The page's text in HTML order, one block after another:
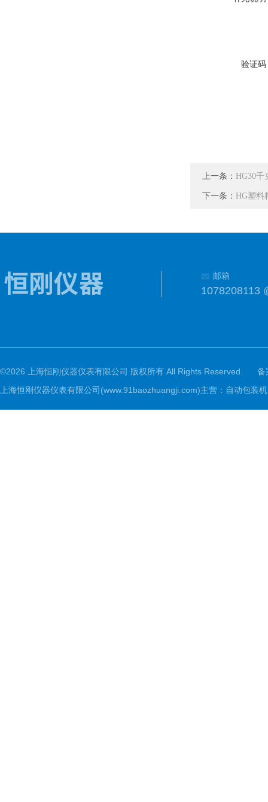
验证码
上一条： HG30千
下一条： HG塑料
邮箱
1078208113
©2026 上海恒刚仪器仪表有限公司 版权所有 All Rights Reserved.
备
上海恒刚仪器仪表有限公司(www.91baozhuangji.com)主营：自动包